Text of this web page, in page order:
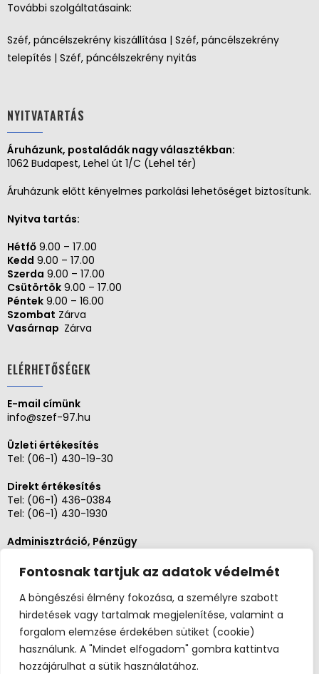
Fontosnak tartjuk az adatok védelmét
A böngészési élmény fokozása, a személyre szabott
hirdetések vagy tartalmak megjelenítése, valamint a
forgalom elemzése érdekében sütiket (cookie)
használunk. A "Mindet elfogadom" gombra kattintva
hozzájárulhat a sütik használatához.
További szolgáltatásaink:
Széf, páncélszekrény kiszállítása | Széf, páncélszekrény
telepítés | Széf, páncélszekrény nyitás
NYITVATARTÁS
Áruházunk, postaládák nagy választékban:
1062 Budapest, Lehel út 1/C (Lehel tér)
Áruházunk előtt kényelmes parkolási lehetőséget biztosítunk.
Nyitva tartás:
Hétfő 9.00 – 17.00
Kedd 9.00 – 17.00
Szerda 9.00 – 17.00
Csütörtök 9.00 – 17.00
Péntek 9.00 – 16.00
Szombat Zárva
Vasárnap Zárva
ELÉRHETŐSÉGEK
E-mail címünk
info@szef-97.hu
Üzleti értékesítés
Tel: (06-1) 430-19-30
Direkt értékesítés
Tel: (06-1) 436-0384
Tel: (06-1) 430-1930
Adminisztráció, Pénzügy
Szerviz és karbantartás
Tel: (06-20)3268654
Tel: (06-1) 436-0384